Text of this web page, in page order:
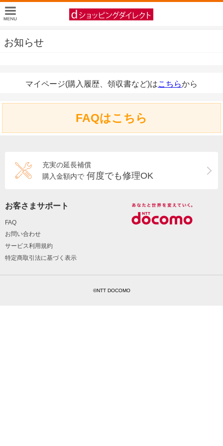
お知らせ
マイページ(購入履歴、領収書など)はこちらから
FAQはこちら
充実の延長補償
購入金額内で 何度でも修理OK
お客さまサポート
FAQ
お問い合わせ
サービス利用規約
特定商取引法に基づく表示
©NTT DOCOMO